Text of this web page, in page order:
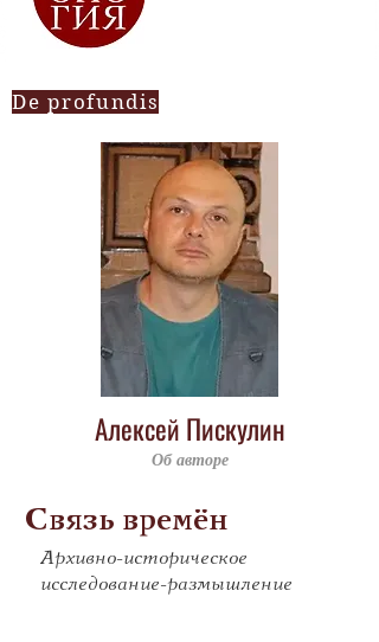
De profundis
Алексей Пискулин
Об авторе
Связь времён
Архивно-историческое
исследование-размышление